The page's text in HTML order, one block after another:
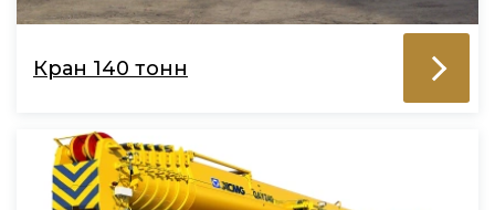
Кран 140 тонн